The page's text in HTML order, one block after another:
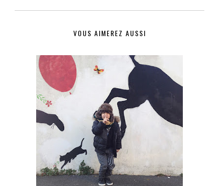
VOUS AIMEREZ AUSSI